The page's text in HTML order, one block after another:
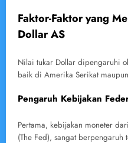
Faktor-Faktor yang
Dollar AS
Nilai tukar Dollar dipengaruhi
baik di Amerika Serikat
Pengaruh Kebijakan
Pertama, kebijakan moneter
(The Fed), sangat berpengaruh